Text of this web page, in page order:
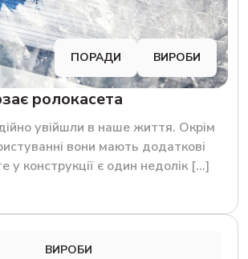
ВИРОБИ
ПОРАДИ ВИРОБИ
ролокасета
увійшли в наше життя. Окрім
вони мають додаткові
у конструкції є один недолік […]